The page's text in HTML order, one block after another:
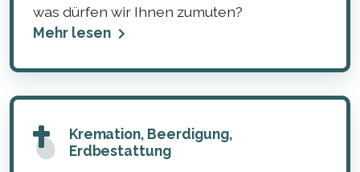
was dürfen wir Ihnen zumuten?
Mehr lesen
Kremation, Beerdigung,
Erdbestattung